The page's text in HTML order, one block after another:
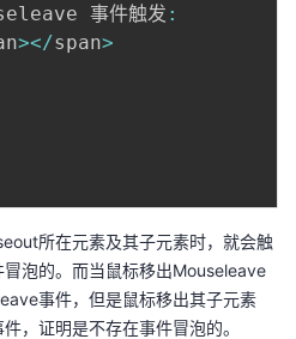
事件触发
:
></span>
所在元素及其子元素时，就会触
泡的。而当鼠标移出Mouseleave
事件，但是鼠标移出其子元素
，证明是不存在事件冒泡的。